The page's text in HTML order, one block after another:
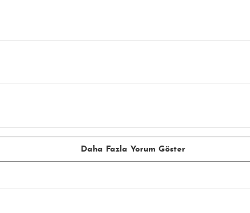
Daha Fazla Yorum Göster